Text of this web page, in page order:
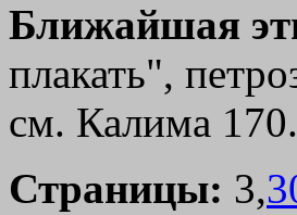
Ближайшая
плакать",
см. Калима 170.
Страницы: 3,